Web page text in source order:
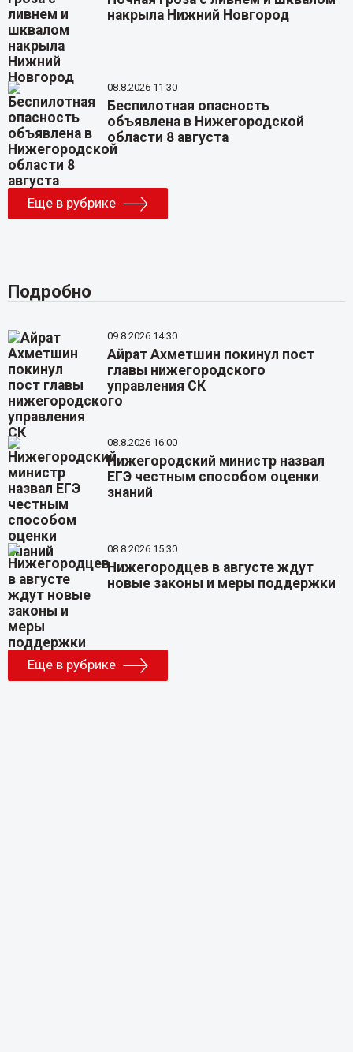
накрыла Нижний Новгород
08.8.2026 11:30
Беспилотная опасность
объявлена в Нижегородской
области 8 августа
Еще в рубрике
Подробно
09.8.2026 14:30
Айрат Ахметшин покинул пост
главы нижегородского
управления СК
08.8.2026 16:00
Нижегородский министр назвал
ЕГЭ честным способом оценки
знаний
08.8.2026 15:30
Нижегородцев в августе ждут
новые законы и меры поддержки
Еще в рубрике